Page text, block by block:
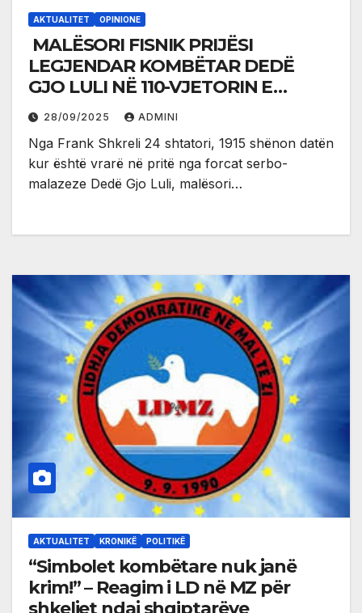
AKTUALITET OPINIONE
MALËSORI FISNIK PRIJËSI
LEGJENDAR KOMBËTAR DEDË
GJO LULI NË 110-VJETORIN E
VRASJES
28/09/2025 ADMINI
Nga Frank Shkreli 24 shtatori, 1915 shënon datën
kur është vrarë në pritë nga forcat serbo-
malazeze Dedë Gjo Luli, malësori…
AKTUALITET KRONIKË POLITIKË
“Simbolet kombëtare nuk janë
krim!” – Reagim i LD në MZ për
shkeljet ndaj shqiptarëve